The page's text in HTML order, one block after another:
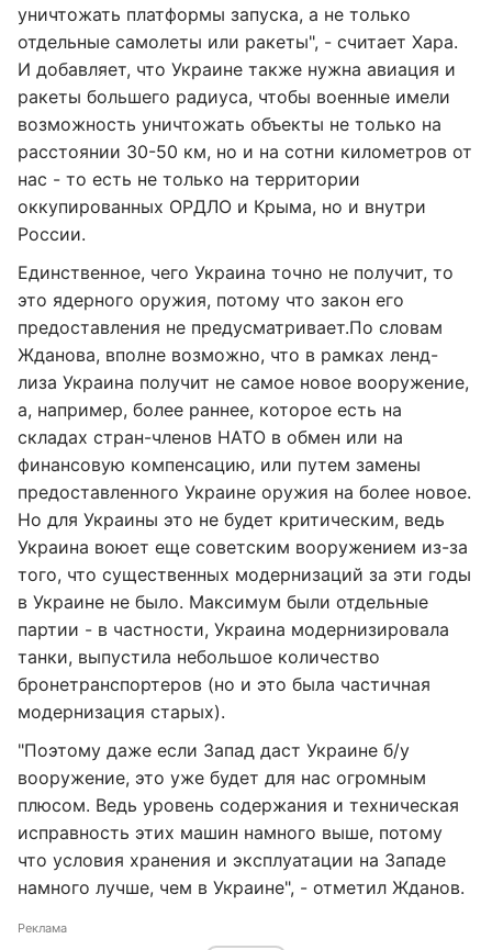
уничтожать платформы запуска, а не только
отдельные самолеты или ракеты", - считает Хара.
И добавляет, что Украине также нужна авиация и
ракеты большего радиуса, чтобы военные имели
возможность уничтожать объекты не только на
расстоянии 30-50 км, но и на сотни километров от
нас - то есть не только на территории
оккупированных ОРДЛО и Крыма, но и внутри
России.
Единственное, чего Украина точно не получит, то
это ядерного оружия, потому что закон его
предоставления не предусматривает.По словам
Жданова, вполне возможно, что в рамках ленд-
лиза Украина получит не самое новое вооружение,
а, например, более раннее, которое есть на
складах стран-членов НАТО в обмен или на
финансовую компенсацию, или путем замены
предоставленного Украине оружия на более новое.
Но для Украины это не будет критическим, ведь
Украина воюет еще советским вооружением из-за
того, что существенных модернизаций за эти годы
в Украине не было. Максимум были отдельные
партии - в частности, Украина модернизировала
танки, выпустила небольшое количество
бронетранспортеров (но и это была частичная
модернизация старых).
"Поэтому даже если Запад даст Украине б/у
вооружение, это уже будет для нас огромным
плюсом. Ведь уровень содержания и техническая
исправность этих машин намного выше, потому
что условия хранения и эксплуатации на Западе
намного лучше, чем в Украине", - отметил Жданов.
Реклама